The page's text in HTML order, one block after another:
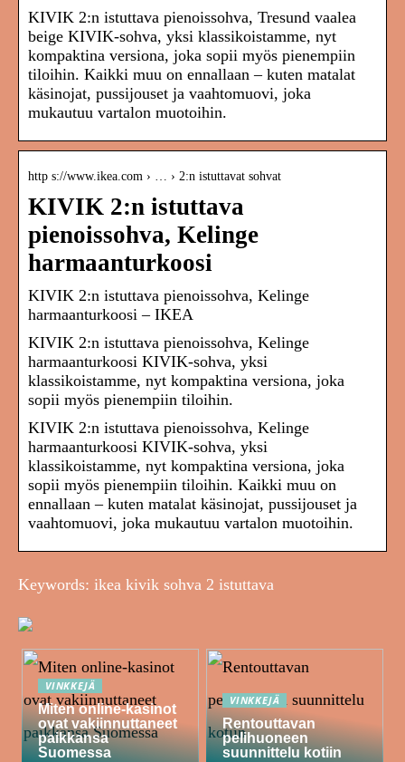
KIVIK 2:n istuttava pienoissohva, Tresund vaalea
beige KIVIK-sohva, yksi klassikoistamme, nyt
kompaktina versiona, joka sopii myös pienempiin
tiloihin. Kaikki muu on ennallaan – kuten matalat
käsinojat, pussijouset ja vaahtomuovi, joka
mukautuu vartalon muotoihin.
http s://www.ikea.com › … › 2:n istuttavat sohvat
KIVIK 2:n istuttava
pienoissohva, Kelinge
harmaanturkoosi
KIVIK 2:n istuttava pienoissohva, Kelinge
harmaanturkoosi – IKEA
KIVIK 2:n istuttava pienoissohva, Kelinge
harmaanturkoosi KIVIK-sohva, yksi
klassikoistamme, nyt kompaktina versiona, joka
sopii myös pienempiin tiloihin.
KIVIK 2:n istuttava pienoissohva, Kelinge
harmaanturkoosi KIVIK-sohva, yksi
klassikoistamme, nyt kompaktina versiona, joka
sopii myös pienempiin tiloihin. Kaikki muu on
ennallaan – kuten matalat käsinojat, pussijouset ja
vaahtomuovi, joka mukautuu vartalon muotoihin.
Keywords: ikea kivik sohva 2 istuttava
VINKKEJÄ
Miten online-kasinot
ovat vakiinnuttaneet
paikkansa
Suomessa
VINKKEJÄ
Rentouttavan
pelihuoneen
suunnittelu kotiin